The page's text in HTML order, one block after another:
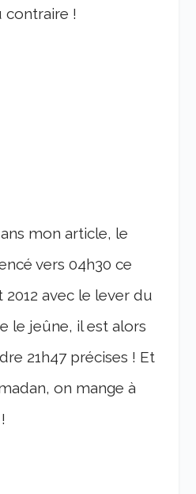
contraire !
mon article, le
vers 04h30 ce
avec le lever du
le jeûne, il est alors
21h47 précises ! Et
on mange à